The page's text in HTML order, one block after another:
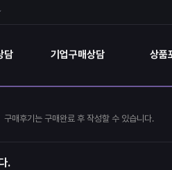
담 기업구매상담 상품
구매후기는 구매완료 후 작성할 수 있습니다.
.